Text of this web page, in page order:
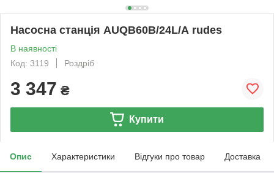
Насосна станція AUQB60В/24L/А rudes
В наявності
Код: 3119
Роздріб
3 347 ₴
Купити
Опис Характеристики Відгуки про товар Доставка